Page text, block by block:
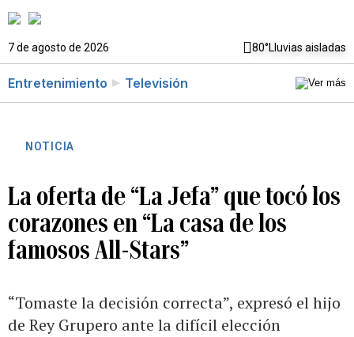
7 de agosto de 2026 80°Lluvias aisladas
Entretenimiento Televisión
NOTICIA
La oferta de “La Jefa” que tocó los
corazones en “La casa de los
famosos All-Stars”
“Tomaste la decisión correcta”, expresó el hijo
de Rey Grupero ante la difícil elección